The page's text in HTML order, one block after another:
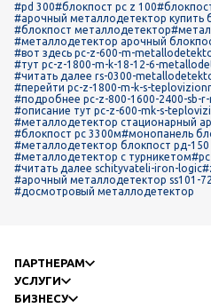
#pd 300#блокпост pc z 100
#арочный металлодетектор купить
#блокпост металлодетектор
#металлодетектор арочный
#вот здесь pc-z-600-m-
#тут pc-z-1800-m-k-18-12-6-
#читать далее rs-0300-
#перейти pc-z-1800-m-k-s-
tektor
#подробнее pc-z-800-1600-2400-sb-
#описание тут pc-z-600-mk-s-
odetektor
#металлодетектор стационарный
#блокпост рс 3300м#монопанель
#металлодетектор блокпост рд-
#металлодетектор с турникетом
#читать далее schityvateli-iron-logic
#арочный металлодетектор ss101-
#досмотровый металлодетектор
ПАРТНЕРАМ
УСЛУГИ
БИЗНЕСУ